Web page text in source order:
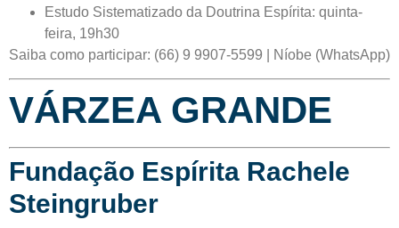
Estudo Sistematizado da Doutrina Espírita: quinta-
feira, 19h30
Saiba como participar: (66) 9 9907-5599 | Níobe (WhatsApp)
VÁRZEA GRANDE
Fundação Espírita Rachele
Steingruber